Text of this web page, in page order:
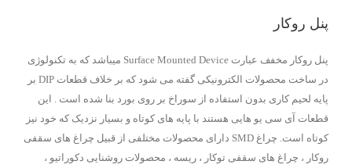
پنل روکار
پنل روکار مخفف عبارت Surface Mounted Device میباشد که به تکنولوژی
در ساخت محصولات الکترونیکی گفته می شود که بر خلاف قطعات DIP بر
پایه لحیم کاری بدون استفاده از سوراخ بر روی بورد بنا شده است . این
قطعات آی سی یو هایی هستند با پایه های کوتاه و بسیار نزدیک که خود نیز
کوتاه است. چراغ SMD دارای محصولات مختلفی از قبیل چراغ های سقفی
روکار ، چراغ های سقفی توکار ، ریسه ، محصولات روشنایی دکوراتیو ،